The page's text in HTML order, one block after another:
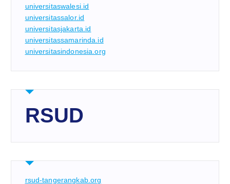
universitaswalesi.id
universitassalor.id
universitasjakarta.id
universitassamarinda.id
universitasindonesia.org
RSUD
rsud-tangerangkab.org